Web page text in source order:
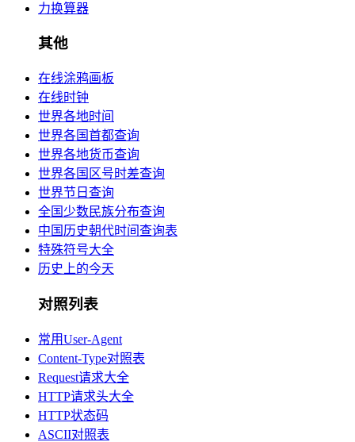
力换算器
其他
在线涂鸦画板
在线时钟
世界各地时间
世界各国首都查询
世界各地货币查询
世界各国区号时差查询
世界节日查询
全国少数民族分布查询
中国历史朝代时间查询表
特殊符号大全
历史上的今天
对照列表
常用User-Agent
Content-Type对照表
Request请求大全
HTTP请求头大全
HTTP状态码
ASCII对照表